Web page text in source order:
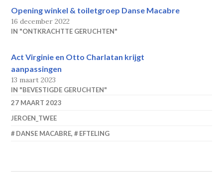
Opening winkel & toiletgroep Danse Macabre
16 december 2022
IN "ONTKRACHTTE GERUCHTEN"
Act Virginie en Otto Charlatan krijgt
aanpassingen
13 maart 2023
IN "BEVESTIGDE GERUCHTEN"
27 MAART 2023
JEROEN_TWEE
DANSE MACABRE, EFTELING